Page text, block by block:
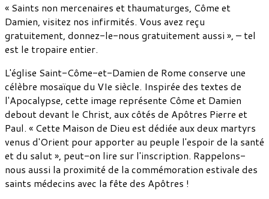
« Saints non mercenaires et thaumaturges, Côme et
Damien, visitez nos infirmités. Vous avez reçu
gratuitement, donnez-le-nous gratuitement aussi », – tel
est le tropaire entier.
L'église Saint-Côme-et-Damien de Rome conserve une
célèbre mosaïque du VIe siècle. Inspirée des textes de
l'Apocalypse, cette image représente Côme et Damien
debout devant le Christ, aux côtés de Apôtres Pierre et
Paul. « Cette Maison de Dieu est dédiée aux deux martyrs
venus d'Orient pour apporter au peuple l'espoir de la santé
et du salut », peut-on lire sur l'inscription. Rappelons-
nous aussi la proximité de la commémoration estivale des
saints médecins avec la fête des Apôtres !